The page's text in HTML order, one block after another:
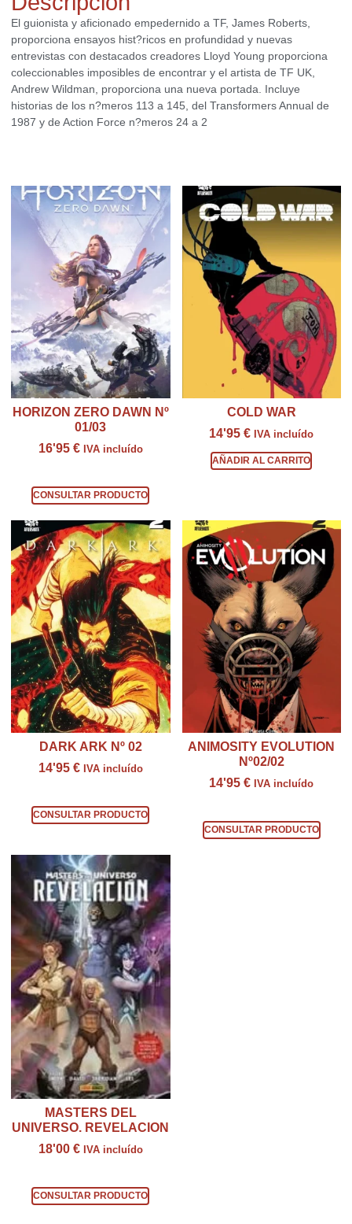
El guionista y aficionado empedernido a TF, James Roberts,
proporciona ensayos hist?ricos en profundidad y nuevas
entrevistas con destacados creadores Lloyd Young proporciona
coleccionables imposibles de encontrar y el artista de TF UK,
Andrew Wildman, proporciona una nueva portada. Incluye
historias de los n?meros 113 a 145, del Transformers Annual de
1987 y de Action Force n?meros 24 a 2
HORIZON ZERO DAWN Nº
01/03
16'95 € IVA incluído
CONSULTAR PRODUCTO
COLD WAR
14'95€ IVA incluído
AÑADIR AL CARRITO
DARK ARK Nº 02
14'95 € IVA incluído
CONSULTAR PRODUCTO
ANIMOSITY EVOLUTION
Nº02/02
14'95€ IVA incluído
CONSULTAR PRODUCTO
MASTERS DEL
UNIVERSO. REVELACION
18'00 € IVA incluído
CONSULTAR PRODUCTO